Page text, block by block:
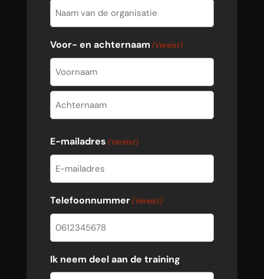
Voor- en achternaam (Vereist)
Voornaam
E-mailadres (Vereist)
Telefoonnummer(Vereist)
Ik neem deel aan de training